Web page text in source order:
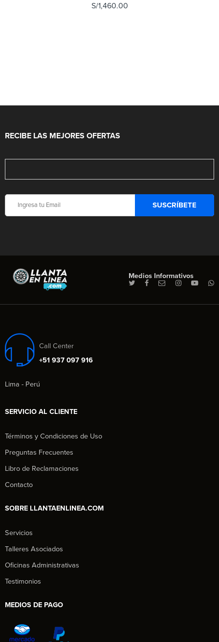
S/1,460.00
RECIBE LAS MEJORES OFERTAS
Medios Informativos
Call Center
+51 937 097 916
Lima - Perú
SERVICIO AL CLIENTE
Términos y Condiciones de Uso
Preguntas Frecuentes
Libro de Reclamaciones
Contacto
SOBRE LLANTAENLINEA.COM
Servicios
Talleres Asociados
Oficinas Administrativas
Testimonios
MEDIOS DE PAGO